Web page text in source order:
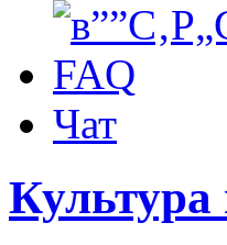
FAQ
Чат
Культура